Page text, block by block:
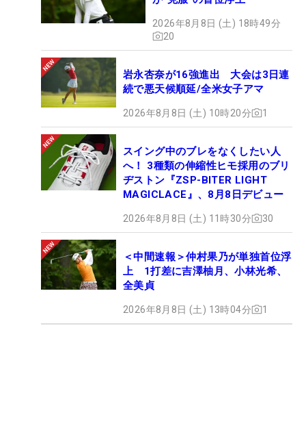
2026年8月8日 (土) 18時49分
20
岩永杏奈が16強進出 大会は3日連
続で悪天候順延/全米女子アマ
2026年8月8日 (土) 10時20分 1
スイング中のブレをなくしたい人
へ！ 3種類の伸縮性ヒモ採用のブリ
ヂストン『ZSP-BITER LIGHT
MAGICLACE』、8月8日デビュー
2026年8月8日 (土) 11時30分 30
＜中間速報＞仲村果乃が単独首位浮
上 1打差に吉澤柚月、小林光希、
全美貞
2026年8月8日 (土) 13時04分 1